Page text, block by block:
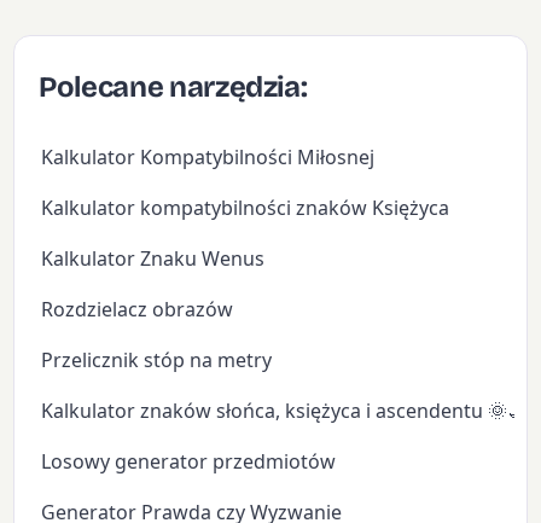
Polecane narzędzia:
Kalkulator Kompatybilności Miłosnej
Kalkulator kompatybilności znaków Księżyca
Kalkulator Znaku Wenus
Rozdzielacz obrazów
Przelicznik stóp na metry
Kalkulator znaków słońca, księżyca i ascendentu
Losowy generator przedmiotów
Generator Prawda czy Wyzwanie